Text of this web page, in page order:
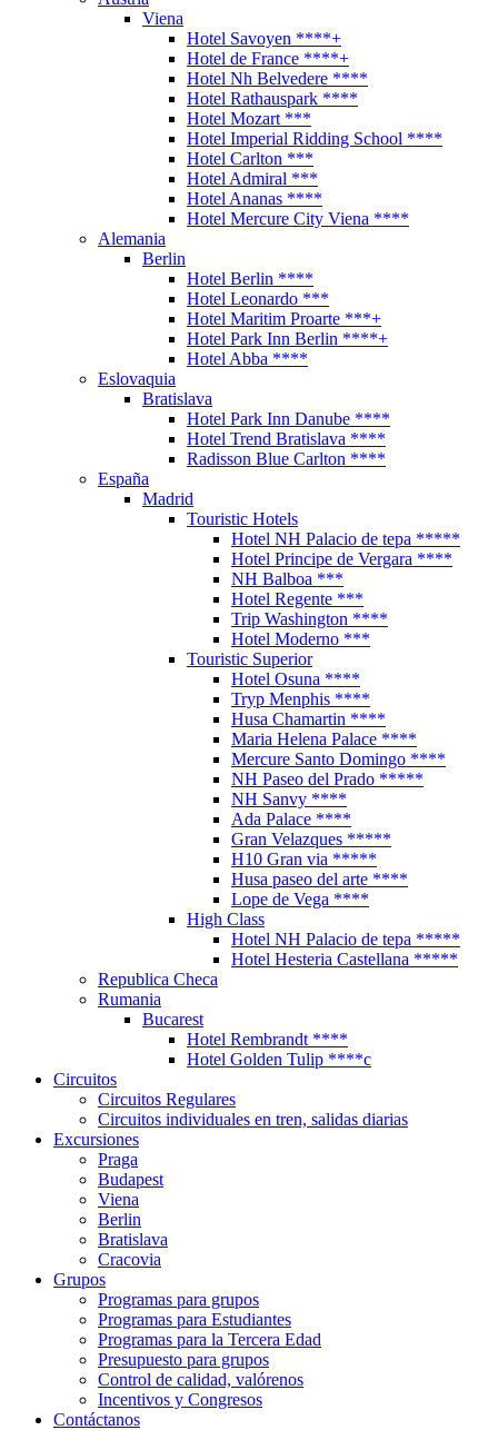
Viena
Hotel Savoyen ****+
Hotel de France ****+
Hotel Nh Belvedere ****
Hotel Rathauspark ****
Hotel Mozart ***
Hotel Imperial Ridding School ****
Hotel Carlton ***
Hotel Admiral ***
Hotel Ananas ****
Hotel Mercure City Viena ****
Alemania
Berlin
Hotel Berlin ****
Hotel Leonardo ***
Hotel Maritim Proarte ***+
Hotel Park Inn Berlin ****+
Hotel Abba ****
Eslovaquia
Bratislava
Hotel Park Inn Danube ****
Hotel Trend Bratislava ****
Radisson Blue Carlton ****
España
Madrid
Touristic Hotels
Hotel NH Palacio de tepa *****
Hotel Principe de Vergara ****
NH Balboa ***
Hotel Regente ***
Trip Washington ****
Hotel Moderno ***
Touristic Superior
Hotel Osuna ****
Tryp Menphis ****
Husa Chamartin ****
Maria Helena Palace ****
Mercure Santo Domingo ****
NH Paseo del Prado *****
NH Sanvy ****
Ada Palace ****
Gran Velazques *****
H10 Gran via *****
Husa paseo del arte ****
Lope de Vega ****
High Class
Hotel NH Palacio de tepa *****
Hotel Hesteria Castellana *****
Republica Checa
Rumania
Bucarest
Hotel Rembrandt ****
Hotel Golden Tulip ****c
Circuitos
Circuitos Regulares
Circuitos individuales en tren, salidas diarias
Excursiones
Praga
Budapest
Viena
Berlin
Bratislava
Cracovia
Grupos
Programas para grupos
Programas para Estudiantes
Programas para la Tercera Edad
Presupuesto para grupos
Control de calidad, valórenos
Incentivos y Congresos
Contáctanos